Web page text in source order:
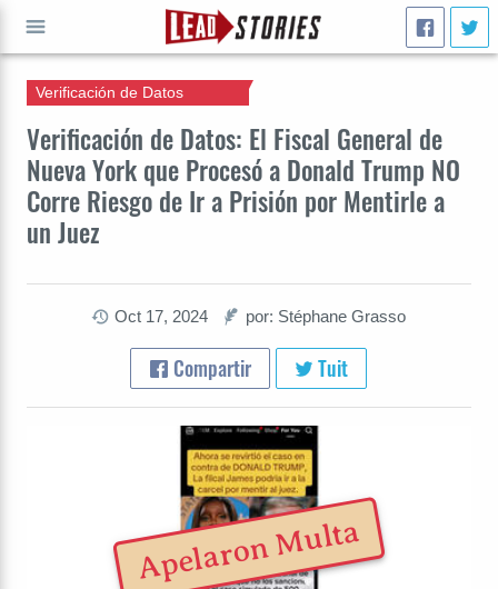
Verificación de Datos: El Fiscal General de
Nueva York que Procesó a Donald Trump NO
Corre Riesgo de Ir a Prisión por Mentirle a
un Juez
Verificación de Datos
Oct 17, 2024 por: Stéphane Grasso
Compartir Tuit
Apelaron Multa
IR A